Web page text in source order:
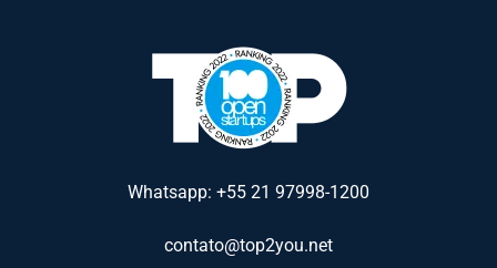
Whatsapp: +55 21 97998-1200
contato@top2you.net